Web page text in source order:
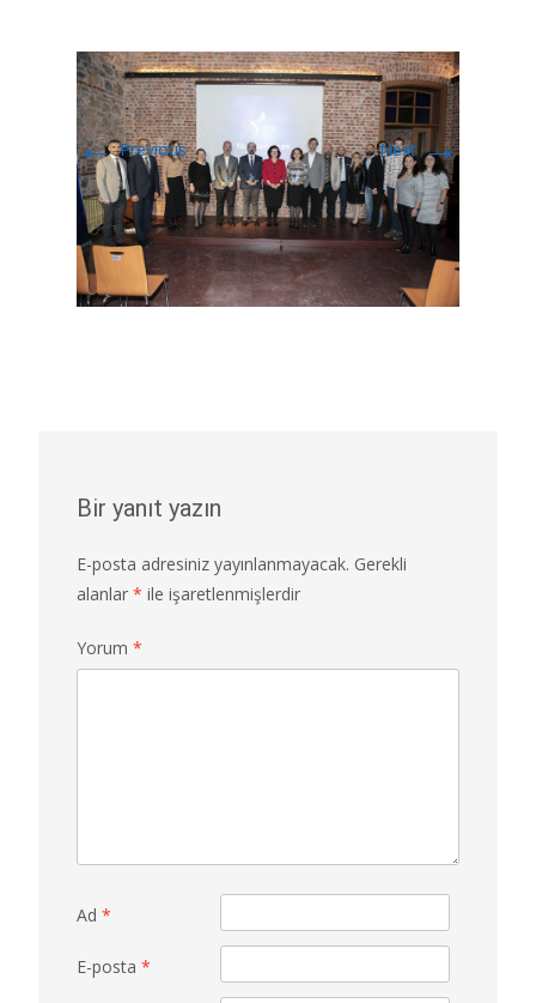
←Previous Next →
Bir yanıt yazın
E-posta adresiniz yayınlanmayacak. Gerekli
alanlar * ile işaretlenmişlerdir
Yorum *
Ad *
E-posta *